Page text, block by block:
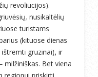
revoliucijos).
nusikaltėlių
turistams
(kituose dienas
gruzinai), ir
milžiniškas. Bet viena